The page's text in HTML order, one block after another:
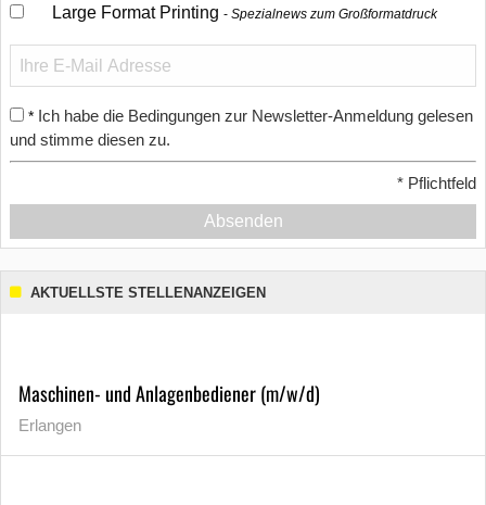
Large Format Printing Spezialnews zum Großformatdruck
* Ich habe die Bedingungen zur Newsletter-Anmeldung gelesen
und stimme diesen zu.
* Pflichtfeld
Absenden
AKTUELLSTE STELLENANZEIGEN
Maschinen- und Anlagenbediener (m/w/d)
Erlangen